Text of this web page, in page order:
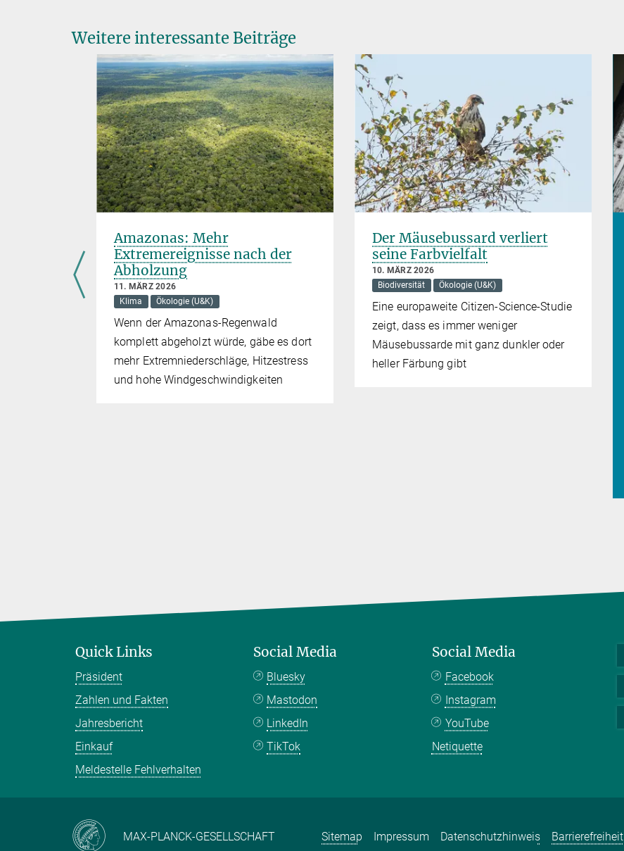
Weitere interessante Beiträge
Amazonas: Mehr
Extremereignisse nach der
Abholzung
11. MÄRZ 2026
Klima
Ökologie (U&K)
Wenn der Amazonas-Regenwald
komplett abgeholzt würde, gäbe es dort
mehr Extremniederschläge, Hitzestress
und hohe Windgeschwindigkeiten
Der Mäusebussard verliert
seine Farbvielfalt
10. MÄRZ 2026
Biodiversität
Ökologie (U&K)
Eine europaweite Citizen-Science-Studie
zeigt, dass es immer weniger
Mäusebussarde mit ganz dunkler oder
heller Färbung gibt
Quick Links
Präsident
Zahlen und Fakten
Jahresbericht
Einkauf
Meldestelle Fehlverhalten
Social Media
Bluesky
Mastodon
LinkedIn
TikTok
Social Media
Facebook
Instagram
YouTube
Netiquette
MAX-PLANCK-GESELLSCHAFT Sitemap Impressum Datenschutzhinweis Barrierefreiheit